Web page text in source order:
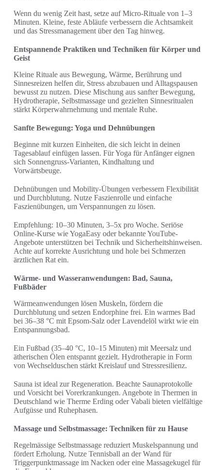
Wenn du wenig Zeit hast, setze auf Micro-Rituale von 1–3
Minuten. Kleine, feste Abläufe verbessern die Achtsamkeit
und das Stressmanagement über den Tag hinweg.
Entspannende Praktiken und Techniken für Körper und
Geist
Kleine Rituale aus Bewegung, Wärme, Berührung und
Sinnesreizen helfen dir, Stress abzubauen und Alltagspausen
bewusst zu nutzen. Diese Mischung aus sanfter Bewegung,
Hydrotherapie, Selbstmassage und gezielten Sinnesritualen
stärkt Körperwahrnehmung und mentale Ruhe.
Sanfte Bewegung: Yoga und Dehnübungen
Beginne mit kurzen Einheiten, die sich leicht in deinen
Tagesablauf einfügen lassen. Für Yoga für Anfänger eignen
sich Sonnengruss-Varianten, Kindhaltung und
Vorwärtsbeuge.
Dehnübungen und Mobility-Übungen verbessern Flexibilität
und Durchblutung. Nutze Faszienrolle und einfache
Faszienübungen, um Verspannungen zu lösen.
Empfehlung: 10–30 Minuten, 3–5x pro Woche. Seriöse
Online-Kurse wie YogaEasy oder bekannte YouTube-
Angebote unterstützen bei Technik und Sicherheitshinweisen.
Achte auf korrekte Ausrichtung und hole bei Schmerzen
ärztlichen Rat ein.
Wärme- und Wasseranwendungen: Bad, Sauna,
Fußbäder
Wärmeanwendungen lösen Muskeln, fördern die
Durchblutung und setzen Endorphine frei. Ein warmes Bad
bei 36–38 °C mit Epsom-Salz oder Lavendelöl wirkt wie ein
Entspannungsbad.
Ein Fußbad (35–40 °C, 10–15 Minuten) mit Meersalz und
ätherischen Ölen entspannt gezielt. Hydrotherapie in Form
von Wechselduschen stärkt Kreislauf und Stressresilienz.
Sauna ist ideal zur Regeneration. Beachte Saunaprotokolle
und Vorsicht bei Vorerkrankungen. Angebote in Thermen in
Deutschland wie Therme Erding oder Vabali bieten vielfältige
Aufgüsse und Ruhephasen.
Massage und Selbstmassage: Techniken für zu Hause
Regelmässige Selbstmassage reduziert Muskelspannung und
fördert Erholung. Nutze Tennisball an der Wand für
Triggerpunktmassage im Nacken oder eine Massagekugel für